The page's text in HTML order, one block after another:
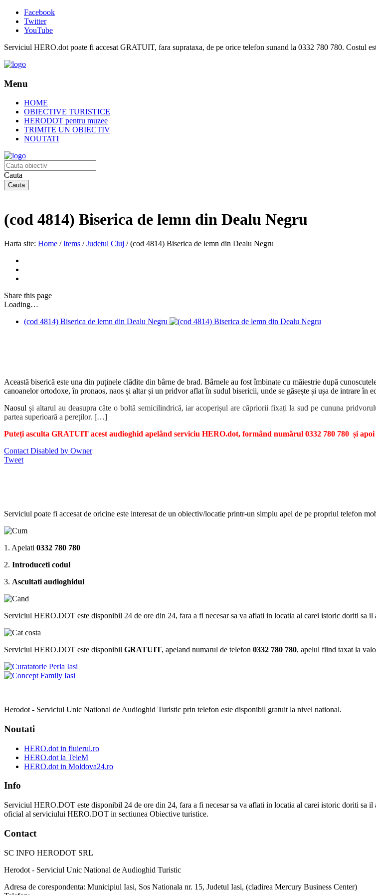
Facebook
Twitter
YouTube
Serviciul HERO.dot poate fi accesat GRATUIT, fara suprataxa, de pe orice telefon sunand la 0332 780 780. Costul
Menu
HOME
OBIECTIVE TURISTICE
HERODOT pentru muzee
TRIMITE UN OBIECTIV
NOUTATI
Cauta
(cod 4814) Biserica de lemn din Dealu Negru
Harta site: Home / Items / Judetul Cluj / (cod 4814) Biserica de lemn din Dealu Negru
Share this page
Loading…
(cod 4814) Biserica de lemn din Dealu Negru
Această biserică este una din puținele clădite din bârne de brad. Bârnele au fost îmbinate cu măiestrie după
canoanelor ortodoxe, în pronaos, naos și altar și un pridvor aflat în sudul bisericii, unde se găsește și ușa de intrare în
Naosul și altarul au deasupra căte o boltă semicilindrică, iar acoperișul are căpriorii fixați la sud pe cununa
partea superioară a pereților. […]
Puteți asculta GRATUIT acest audioghid apelând serviciu HERO.dot, formând numărul 0332 780 780 și
Contact Disabled by Owner
Tweet
Serviciul poate fi accesat de oricine este interesat de un obiectiv/locatie printr-un simplu apel de pe propriul telefon
1. Apelati 0332 780 780
2. Introduceti codul
3. Ascultati audioghidul
Serviciul HERO.DOT este disponibil 24 de ore din 24, fara a fi necesar sa va aflati in locatia al carei istoric doriti sa il
Serviciul HERO.DOT este disponibil GRATUIT, apeland numarul de telefon 0332 780 780, apelul fiind taxat la
Herodot - Serviciul Unic National de Audioghid Turistic prin telefon este disponibil gratuit la nivel national.
Noutati
HERO.dot in fluierul.ro
HERO.dot la TeleM
HERO.dot in Moldova24.ro
Info
Serviciul HERO.DOT este disponibil 24 de ore din 24, fara a fi necesar sa va aflati in locatia al carei istoric doriti
oficial al serviciului HERO.DOT in sectiunea Obiective turistice.
Contact
SC INFO HERODOT SRL
Herodot - Serviciul Unic National de Audioghid Turistic
Adresa de corespondenta: Municipiul Iasi, Sos Nationala nr. 15, Judetul Iasi, (cladirea Mercury Business Center)